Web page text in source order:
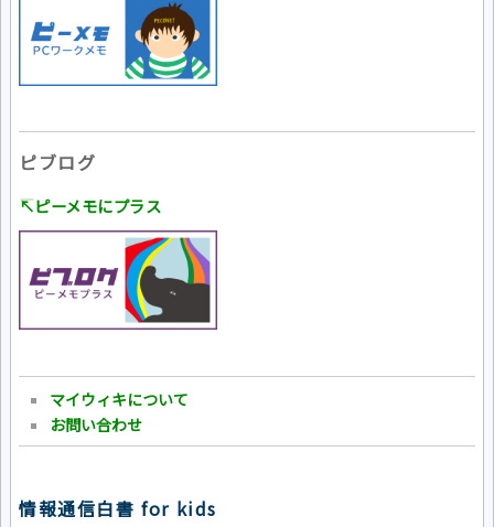
ピブログ
↸ピーメモにプラス
マイウィキについて
お問い合わせ
情報通信白書 for kids